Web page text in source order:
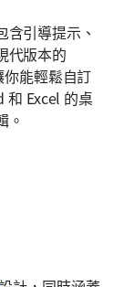
引導提示、
代版本的
能輕鬆自訂
和 Excel 的桌
。